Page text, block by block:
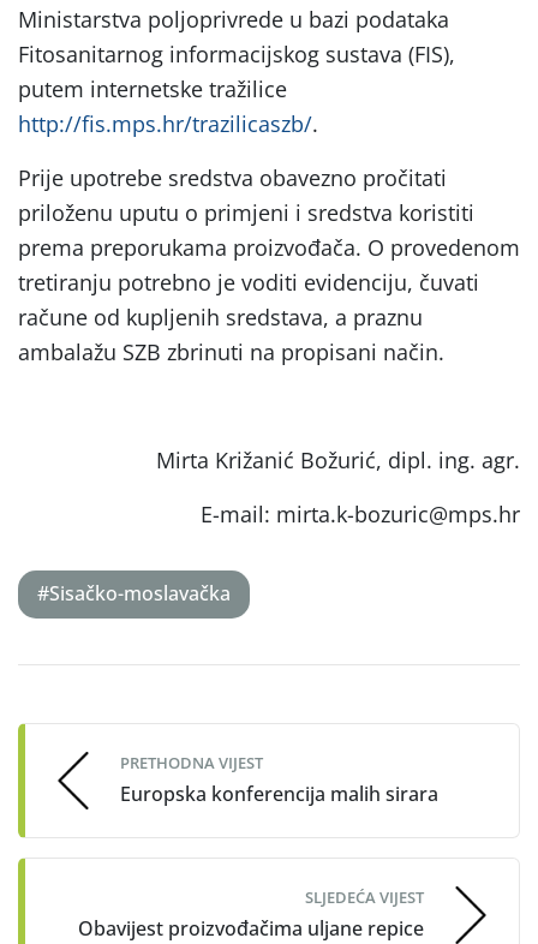
Ministarstva poljoprivrede u bazi podataka
Fitosanitarnog informacijskog sustava (FIS),
putem internetske tražilice
http://fis.mps.hr/trazilicaszb/.
Prije upotrebe sredstva obavezno pročitati
priloženu uputu o primjeni i sredstva koristiti
prema preporukama proizvođača. O provedenom
tretiranju potrebno je voditi evidenciju, čuvati
račune od kupljenih sredstava, a praznu
ambalažu SZB zbrinuti na propisani način.
Mirta Križanić Božurić, dipl. ing. agr.
E-mail: mirta.k-bozuric@mps.hr
#Sisačko-moslavačka
navigation
PRETHODNA VIJEST
Europska konferencija malih sirara
SLJEDEĆA VIJEST
Obavijest proizvođačima uljane repice